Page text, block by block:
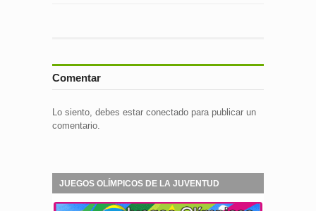
Comentar
Lo siento, debes estar conectado para publicar un
comentario.
JUEGOS OLÍMPICOS DE LA JUVENTUD
NANJING 2014